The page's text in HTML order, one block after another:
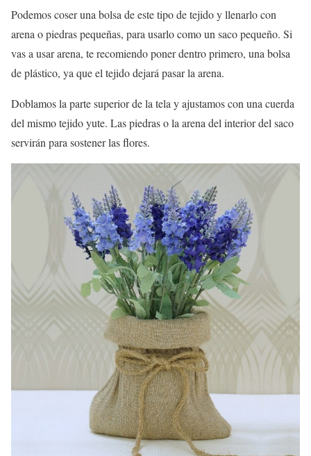
Podemos coser una bolsa de este tipo de tejido y llenarlo con
arena o piedras pequeñas, para usarlo como un saco pequeño. Si
vas a usar arena, te recomiendo poner dentro primero, una bolsa
de plástico, ya que el tejido dejará pasar la arena.
Doblamos la parte superior de la tela y ajustamos con una cuerda
del mismo tejido yute. Las piedras o la arena del interior del saco
servirán para sostener las flores.